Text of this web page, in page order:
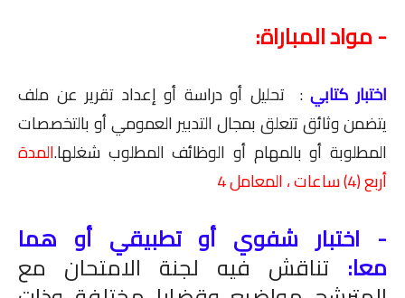
- مواد المباراة:
اختبار كتابي: تحليل أو دراسة أو إعداد تقرير عن ملف
يتضمن وثائق تتعلق بمجال التدبير العمومي أو بالتخصصات
المطلوبة أو بالمهام أو الوظائف المطلوب شغلها.المدة
أربع (4) ساعات ، المعامل 4
- اختبار شفوي أو تطبيقي أو هما
معا: تناقش فيه لجنة الامتحان مع